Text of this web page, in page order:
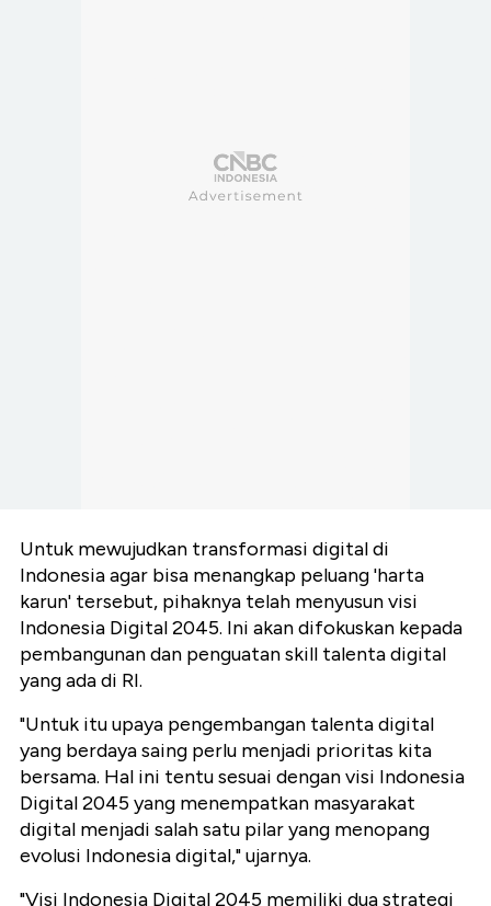
Untuk mewujudkan transformasi digital di
Indonesia agar bisa menangkap peluang 'harta
karun' tersebut, pihaknya telah menyusun visi
Indonesia Digital 2045. Ini akan difokuskan kepada
pembangunan dan penguatan skill talenta digital
yang ada di RI.
"Untuk itu upaya pengembangan talenta digital
yang berdaya saing perlu menjadi prioritas kita
bersama. Hal ini tentu sesuai dengan visi Indonesia
Digital 2045 yang menempatkan masyarakat
digital menjadi salah satu pilar yang menopang
evolusi Indonesia digital," ujarnya.
"Visi Indonesia Digital 2045 memiliki dua strategi